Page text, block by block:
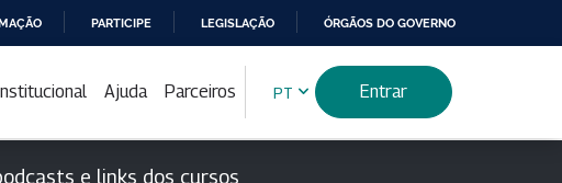
PARTICIPE LEGISLAÇÃO ÓRGÃOS DO GOVERNO
Ajuda Parceiros PT Entrar
e links dos cursos